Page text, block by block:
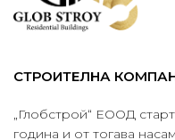
СТРОИТЕЛНА
„Глобстрой“ ЕООД
година и от тогава